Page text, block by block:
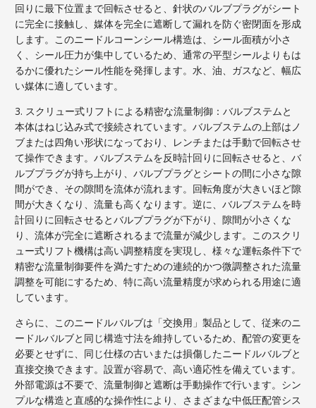
回りに最下位置まで回転させると、針状のバルブプラグがシート
に完全に接触し、媒体を完全に遮断して漏れを防ぐ密閉面を形成
します。このニードルコーンシール構造は、シール面積が小さ
く、シール圧力が集中しているため、通常の平型シールよりもは
るかに優れたシール性能を発揮します。水、油、ガスなど、幅広
い媒体に適しています。
3. スクリュー式リフトによる精密な流量制御：バルブステムと
本体はねじ込み式で接続されています。バルブステムの上部はノ
ブまたは四角い形状になっており、レンチまたは手動で回転させ
て操作できます。バルブステムを反時計回りに回転させると、バ
ルブプラグが持ち上がり、バルブプラグとシートの間に小さな隙
間ができ、その隙間を流体が流れます。回転角度が大きいほど隙
間が大きくなり、流量も高くなります。逆に、バルブステムを時
計回りに回転させるとバルブプラグが下がり、隙間が小さくな
り、流体が完全に遮断されるまで流量が減少します。このスクリ
ュー式リフト機構は高い調整精度を実現し、様々な運転条件下で
精密な流量制御要件を満たすための連続的かつ微調整された流量
調整を可能にするため、特に高い流量精度が求められる用途に適
しています。
さらに、このニードルバルブは「交換用」製品として、従来のニ
ードルバルブと同じ構造寸法を維持しているため、配管の変更を
必要とせずに、同じ仕様の古いまたは損傷したニードルバルブと
直接交換できます。設置が容易で、高い適応性を備えています。
外部電源は不要で、流量制御と遮断は手動操作で行います。シン
プルな構造と直感的な操作性により、さまざまな中低圧配管シス